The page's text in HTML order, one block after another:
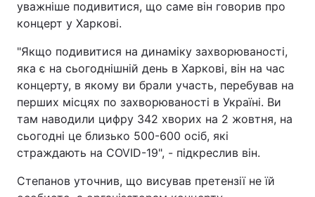
уважніше подивитися, що саме він говорив про
концерт у Харкові.
"Якщо подивитися на динаміку захворюваності,
яка є на сьогоднішній день в Харкові, він на час
концерту, в якому ви брали участь, перебував на
перших місцях по захворюваності в Україні. Ви
там наводили цифру 342 хворих на 2 жовтня, на
сьогодні це близько 500-600 осіб, які
страждають на COVID-19", - підкреслив він.
Степанов уточнив, що висував претензії не їй